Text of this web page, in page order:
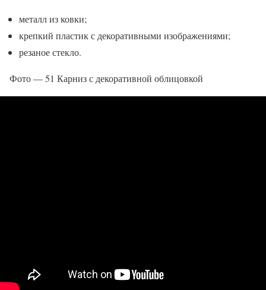
металл из ковки;
крепкий пластик с декоративными изображениями;
резаное стекло.
Фото — 51 Карниз с декоративной облицовкой